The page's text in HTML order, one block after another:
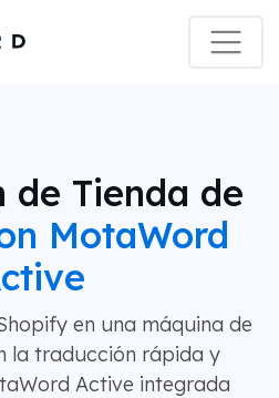
de Tienda de
MotaWord
en una máquina de
la traducción rápida y
Active integrada